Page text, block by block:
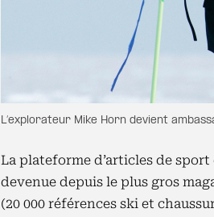
L’explorateur Mike Horn devient
La plateforme d’articles de sport
devenue depuis le plus gros
(20 000 références ski et